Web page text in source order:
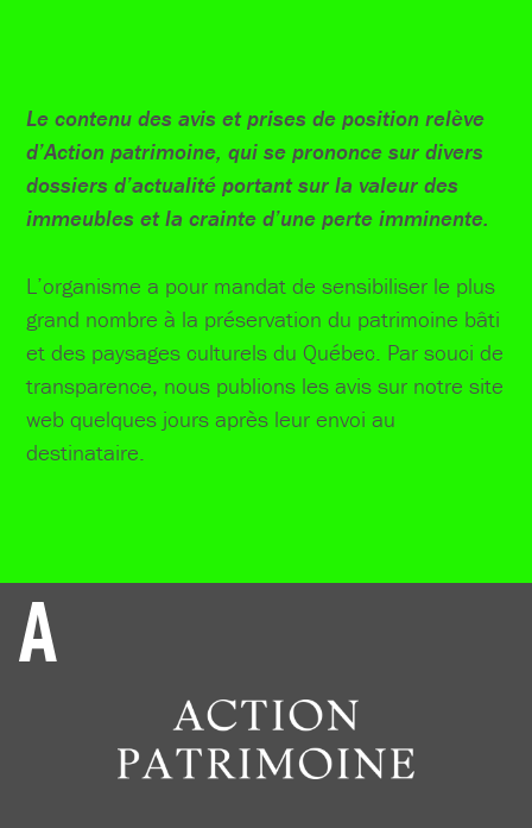
Le contenu des avis et prises de position relève
d’Action patrimoine, qui se prononce sur divers
dossiers d’actualité portant sur la valeur des
immeubles et la crainte d’une perte imminente.
L’organisme a pour mandat de sensibiliser le plus
grand nombre à la préservation du patrimoine bâti
et des paysages culturels du Québec. Par souci de
transparence, nous publions les avis sur notre site
web quelques jours après leur envoi au
destinataire.